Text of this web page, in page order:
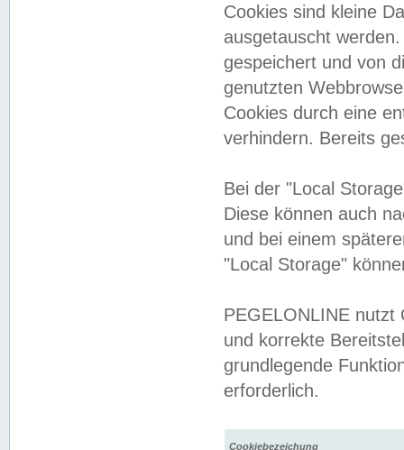
Cookies sind kleine
ausgetauscht
gespeichert und von
genutzten
Cookies durch eine
verhindern. Bereits
Bei der "Local
Diese können auch
und bei einem
"Local Storage"
PEGELONLINE nutzt
und korrekte
grundlegende
erforderlich.
Cookiebezeichung